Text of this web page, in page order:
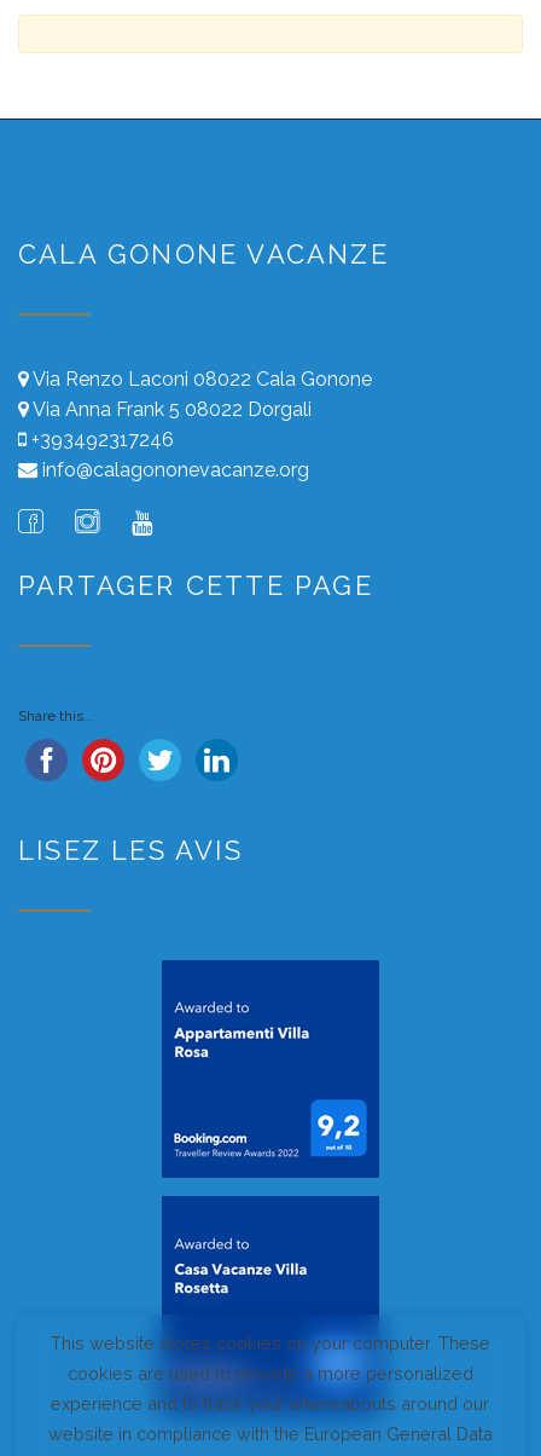
CALA GONONE VACANZE
Via Renzo Laconi 08022 Cala Gonone
Via Anna Frank 5 08022 Dorgali
+393492317246
info@calagononevacanze.org
PARTAGER CETTE PAGE
Share this...
LISEZ LES AVIS
This website stores cookies on your computer. These
cookies are used to provide a more personalized
experience and to track your whereabouts around our
website in compliance with the European General Data